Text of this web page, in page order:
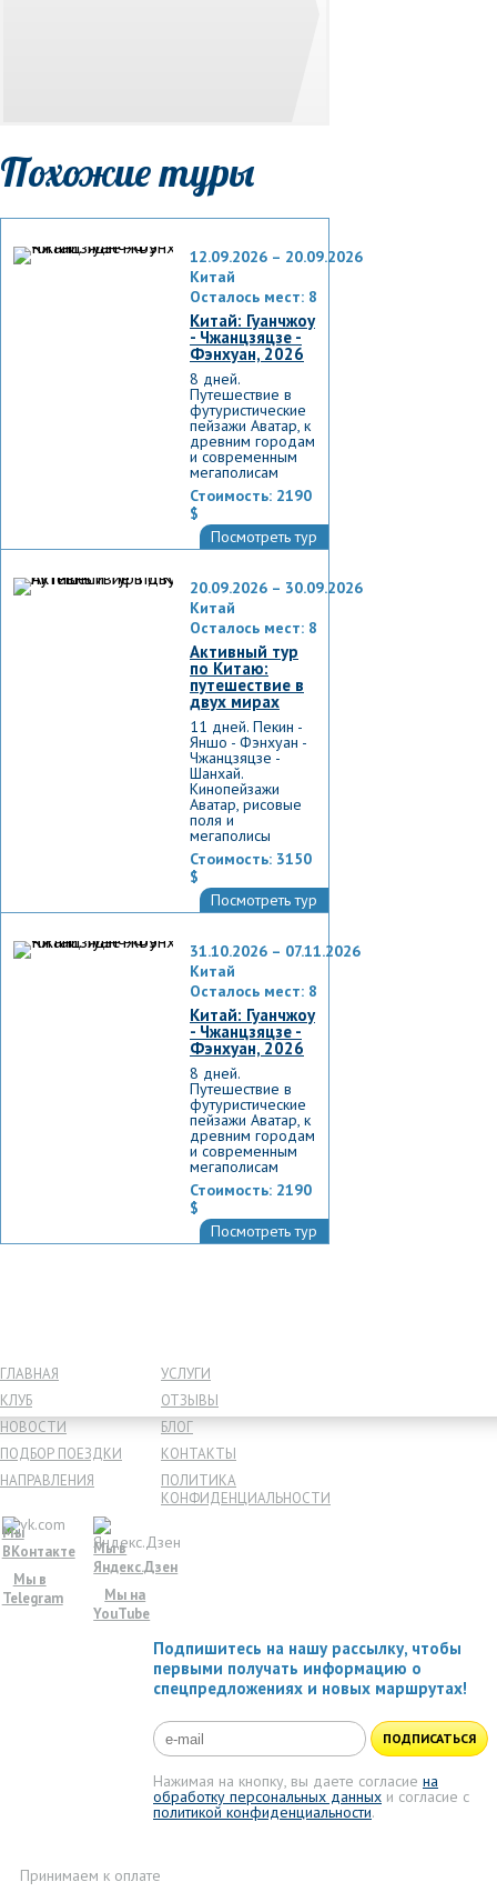
Похожие туры
12.09.2026 – 20.09.2026
Китай
Осталось мест: 8
Китай: Гуанчжоу
- Чжанцзяцзе -
Фэнхуан, 2026
8 дней.
Путешествие в
футуристические
пейзажи Аватар, к
древним городам
и современным
мегаполисам
Стоимость: 2190
$
Посмотреть тур
20.09.2026 – 30.09.2026
Китай
Осталось мест: 8
Активный тур
по Китаю:
путешествие в
двух мирах
11 дней. Пекин -
Яншо - Фэнхуан -
Чжанцзяцзе -
Шанхай.
Кинопейзажи
Аватар, рисовые
поля и
мегаполисы
Стоимость: 3150
$
Посмотреть тур
31.10.2026 – 07.11.2026
Китай
Осталось мест: 8
Китай: Гуанчжоу
- Чжанцзяцзе -
Фэнхуан, 2026
8 дней.
Путешествие в
футуристические
пейзажи Аватар, к
древним городам
и современным
мегаполисам
Стоимость: 2190
$
Посмотреть тур
ГЛАВНАЯ
КЛУБ
НОВОСТИ
ПОДБОР ПОЕЗДКИ
НАПРАВЛЕНИЯ
УСЛУГИ
ОТЗЫВЫ
БЛОГ
КОНТАКТЫ
ПОЛИТИКА
КОНФИДЕНЦИАЛЬНОСТИ
Мы
ВКонтакте
Мы в
Telegram
Мы в
Яндекс.Дзен
Мы на
YouTube
Подпишитесь на нашу рассылку, чтобы
первыми получать информацию о
спецпредложениях и новых маршрутах!
ПОДПИСАТЬСЯ
Нажимая на кнопку, вы даете согласие на
обработку персональных данных и согласие с
политикой конфиденциальности.
Принимаем к оплате